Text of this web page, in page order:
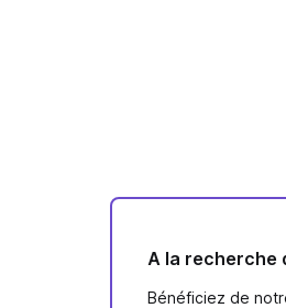
A la recherche
Bénéficiez de